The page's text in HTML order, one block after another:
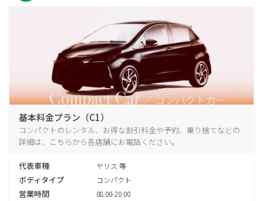
基本料金プラン（C1）
コンパクトのレンタル、お得な割引料金や予約、乗り捨てなどの
詳細は、こちらから各店舗にお電話ください。
代表車種 ヤリス 等
ボディタイプ コンパクト
営業時間 08:00-20:00